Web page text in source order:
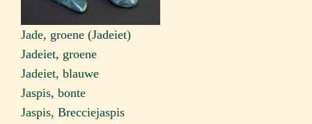
Jade, groene (Jadeiet)
Jadeiet, groene
Jadeiet, blauwe
Jaspis, bonte
Jaspis, Brecciejaspis